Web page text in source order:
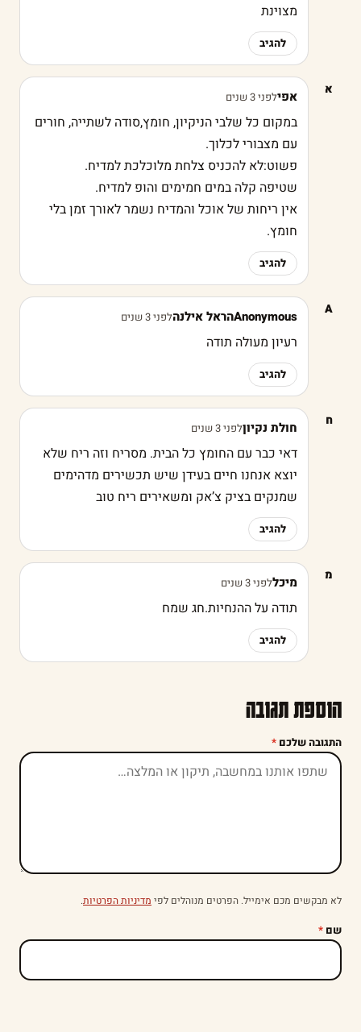
מצוינת
להגיב
א אפילפני 3 שנים
במקום כל שלבי הניקיון, חומץ,סודה לשתייה, חורים
עם מצבורי לכלוך.
פשוט:לא להכניס צלחת מלוכלכת למדיח.
שטיפה קלה במים חמימים והופ למדיח.
אין ריחות של אוכל והמדיח נשמר לאורך זמן בלי
חומץ.
להגיב
A Anonymousהראל אילנה לפני 3 שנים
רעיון מעולה תודה
להגיב
ח חולת נקיוןלפני 3 שנים
דאי כבר עם החומץ כל הבית. מסריח וזה ריח שלא
יוצא אנחנו חיים בעידן שיש תכשירים מדהימים
שמנקים בציק צ’אק ומשאירים ריח טוב
להגיב
מ מיכללפני 3 שנים
תודה על ההנחיות.חג שמח
להגיב
הוספת תגובה
התגובה שלכם *
לא מבקשים מכם אימייל. הפרטים מנוהלים לפי מדיניות הפרטיות.
שם *